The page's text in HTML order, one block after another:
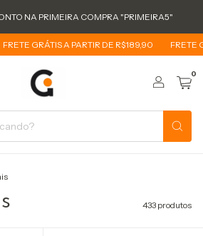
NA PRIMEIRA COMPRA "PRIMEIRA5"
A PARTIR DE R$189,90 FRETE GRÁTIS A
0
433 produtos